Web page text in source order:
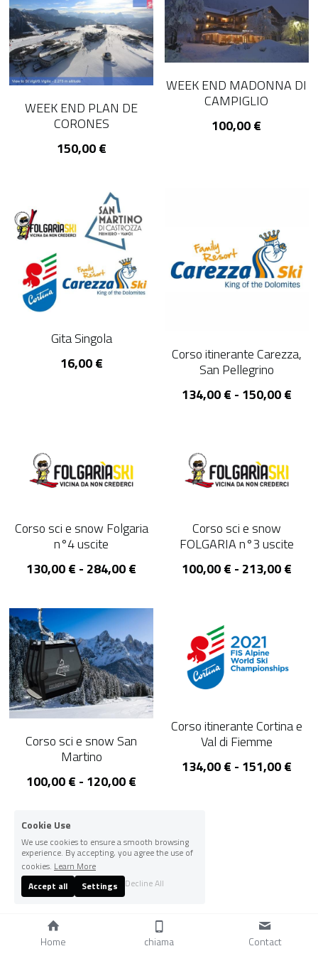
WEEK END PLAN DE
CORONES
150,00 €
WEEK END MADONNA DI
CAMPIGLIO
100,00 €
Gita Singola
16,00 €
Corso itinerante Carezza,
San Pellegrino
134,00 € - 150,00 €
Corso sci e snow Folgaria
n°4 uscite
130,00 € - 284,00 €
Corso sci e snow
FOLGARIA n°3 uscite
100,00 € - 213,00 €
Corso sci e snow San
Martino
100,00 € - 120,00 €
Corso itinerante Cortina e
Val di Fiemme
134,00 € - 151,00 €
Home chiama Contact
Cookie Use
We use cookies to ensure a smooth browsing
experience. By accepting, you agree the use of
cookies. Learn More
Accept all
Settings Decline All